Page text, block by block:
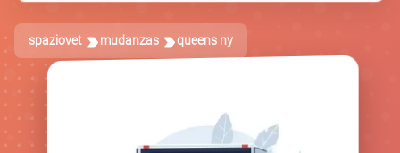
spaziovet mudanzas queens ny